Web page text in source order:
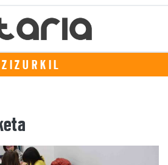
ZIZURKIL